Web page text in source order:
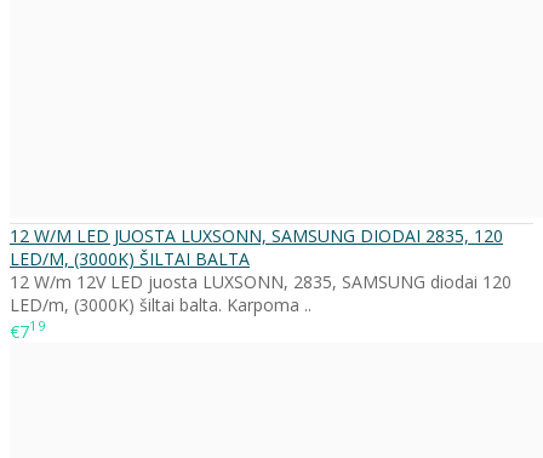
12 W/M LED JUOSTA LUXSONN, SAMSUNG DIODAI 2835, 120
LED/M, (3000K) ŠILTAI BALTA
12 W/m 12V LED juosta LUXSONN, 2835, SAMSUNG diodai 120
LED/m, (3000K) šiltai balta. Karpoma ..
€719